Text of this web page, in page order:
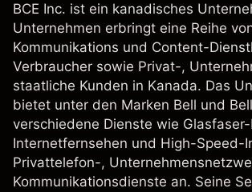
BCE Inc. ist ein kanadisches
Unternehmen erbringt eine Reihe
Kommunikations und Content-
Verbraucher sowie Privat-,
staatliche Kunden in Kanada. Das
bietet unter den Marken Bell und
verschiedene Dienste wie
Internetfernsehen und High-Speed-
Privattelefon-,
Kommunikationsdienste an. Seine